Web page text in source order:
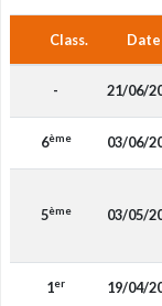
Class. Date
- 21/06/
6ème 03/06/
5ème 03/05/
1er 19/04/